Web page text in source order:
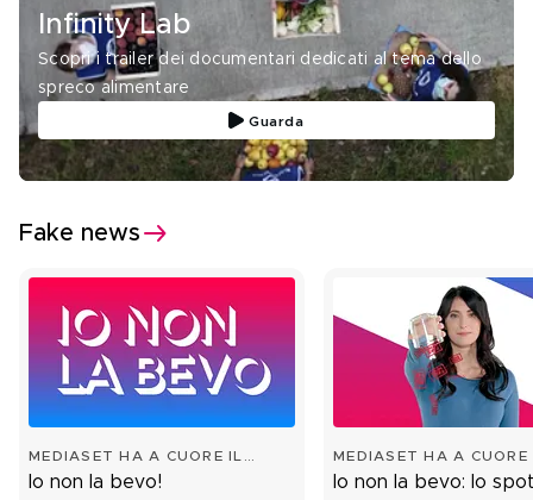
Infinity Lab
Scopri i trailer dei documentari dedicati al tema dello
spreco alimentare
Guarda
Fake news
MEDIASET HA A CUORE IL
FUTURO
Io non la bevo!
MEDIASET HA A CUORE
FUTURO
Io non la bevo: lo